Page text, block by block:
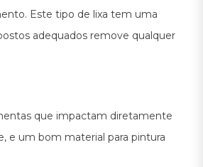
Este tipo de lixa tem uma
adequados remove qualquer
que impactam diretamente
e um bom material para pintura